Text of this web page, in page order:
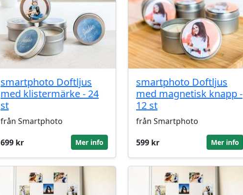
smartphoto Doftljus
med klistermärke - 24
st
från Smartphoto
699 kr
Mer info
smartphoto Doftljus
med magnetisk knapp -
12 st
från Smartphoto
599 kr
Mer info